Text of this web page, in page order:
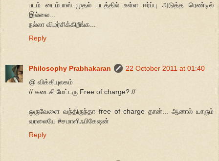
படம் டைம்பாஸ்..முதல் படத்தில் உள்ள ஈர்ப்பு அடுத்த ரெண்டில்
இல்லை...
நல்லா விமர்சிக்கிறீங்க...
Reply
Philosophy Prabhakaran
22 October 2011 at 01:40
@ விக்கியுலகம்
// கடைசி மேட்டரு Free of charge? //
ஒருவேளை வந்திருந்தா free of charge தான்... ஆனால் யாரும்
வரலையே #சமாளிஃபிகேஷன்
Reply